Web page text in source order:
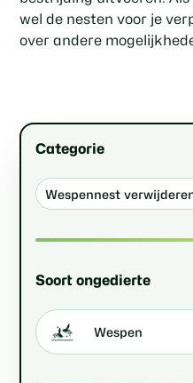
Categorie
Wespennest
Soort ongedierte
Wespen
wel de nesten voor je
over andere